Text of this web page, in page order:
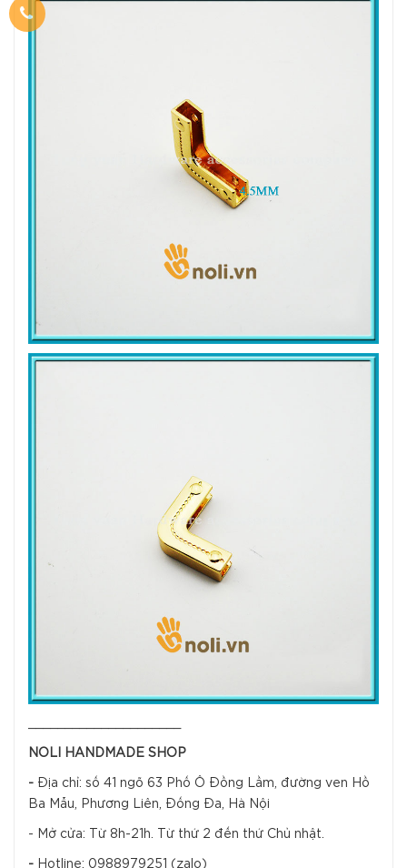
NOLI HANDMADE SHOP
- Địa chỉ: số 41 ngõ 63 Phố Ô Đồng Lầm, đường ven Hồ
Ba Mẫu, Phương Liên, Đống Đa, Hà Nội
- Mở cửa: Từ 8h-21h. Từ thứ 2 đến thứ Chủ nhật.
- Hotline: 0988979251 (zalo)